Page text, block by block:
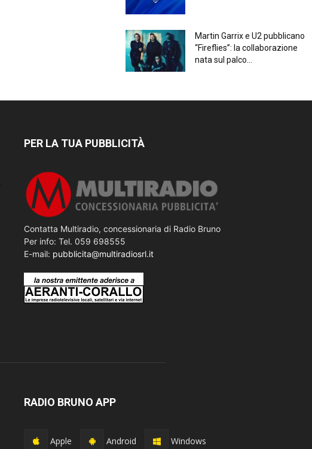
Martin Garrix e U2 pubblicano
“Fireflies”: la collaborazione
nata sul palco...
PER LA TUA PUBBLICITÀ
Contatta Multiradio, concessionaria di Radio Bruno
Per info: Tel. 059 698555
E-mail: pubblicita@multiradiosrl.it
RADIO BRUNO APP
Apple Android Windows